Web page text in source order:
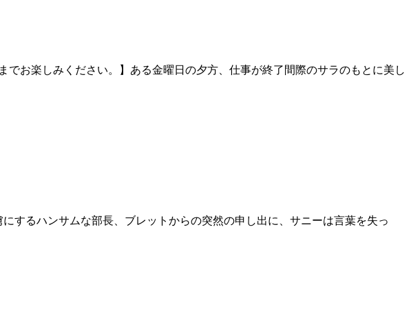
お楽しみください。】ある金曜日の夕方、仕事が終了間際のサラのもとに美し
するハンサムな部長、ブレットからの突然の申し出に、サニーは言葉を失っ